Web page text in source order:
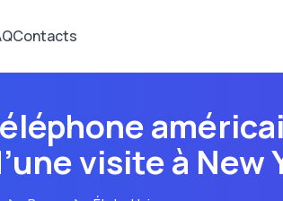
Contacts
visite à New